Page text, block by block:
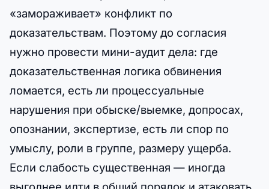
«замораживает» конфликт по
доказательствам. Поэтому до согласия
нужно провести мини-аудит дела: где
доказательственная логика обвинения
ломается, есть ли процессуальные
нарушения при обыске/выемке, допросах,
опознании, экспертизе, есть ли спор по
умыслу, роли в группе, размеру ущерба.
Если слабость существенная — иногда